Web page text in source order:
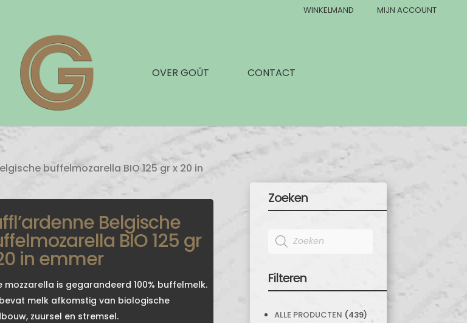
WINKELMAND MIJN ACCOUNT
OVER GOÛT CONTACT
buffelmozarella BIO 125 gr x 20 in
Belgische
BIO 125 gr
in emmer
mozzarella is gegarandeerd 100% buffelmelk.
melk afkomstig van biologische
zuursel en stremsel.
Zoeken
Products
search
Filteren
ALLE PRODUCTEN (439)